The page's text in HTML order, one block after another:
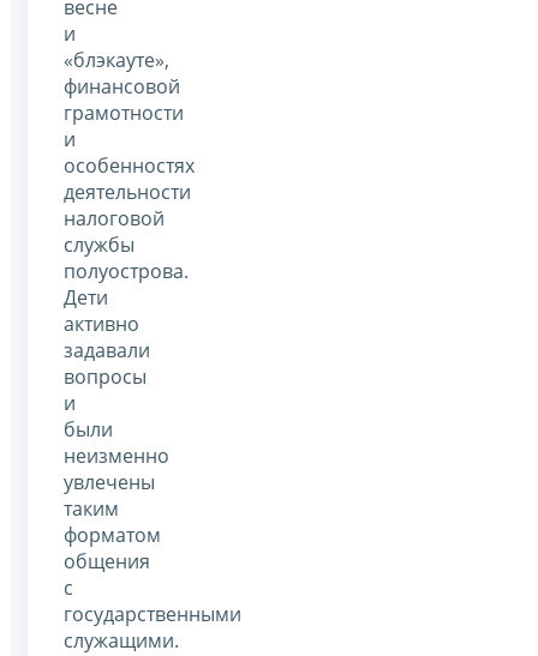
весне
и
«блэкауте»,
финансовой
грамотности
и
особенностях
деятельности
налоговой
службы
полуострова.
Дети
активно
задавали
вопросы
и
были
неизменно
увлечены
таким
форматом
общения
с
государственными
служащими.